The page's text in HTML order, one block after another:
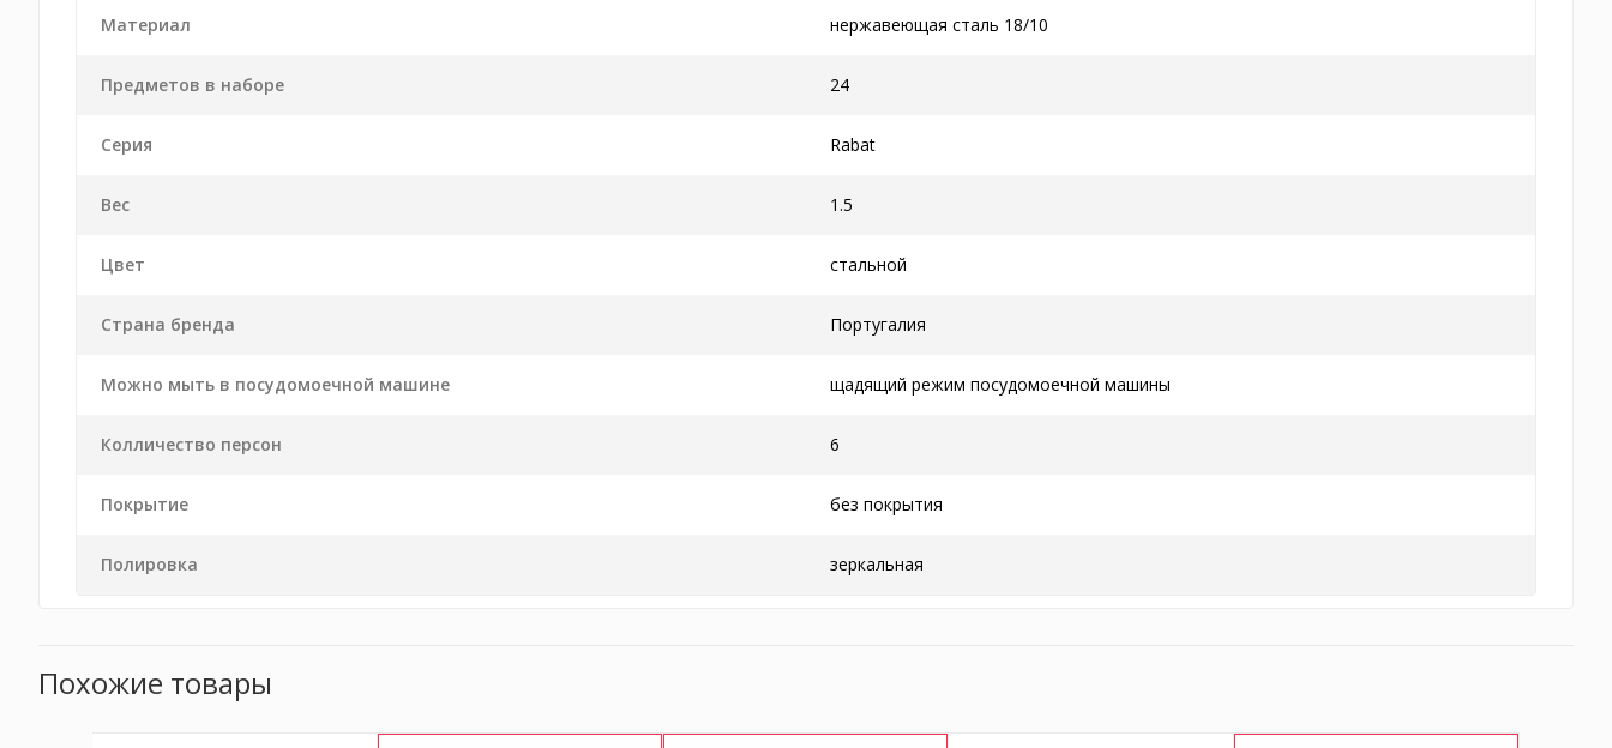
Материал нержавеющая сталь 18/10
Предметов в наборе 24
Серия Rabat
Вес 1.5
Цвет стальной
Страна бренда Португалия
Можно мыть в посудомоечной машине щадящий режим посудомоечной машины
Колличество персон 6
Покрытие без покрытия
Полировка зеркальная
Похожие товары